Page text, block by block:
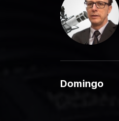
Domingo